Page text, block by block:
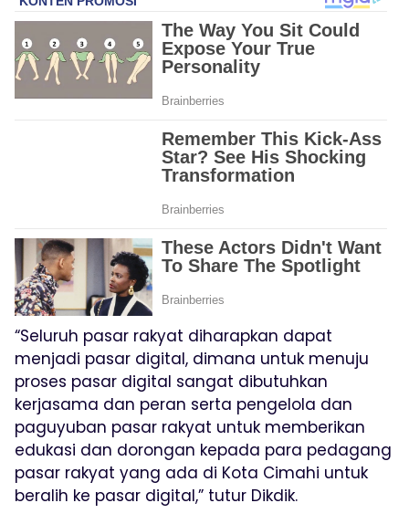
“Seluruh pasar rakyat diharapkan dapat
menjadi pasar digital, dimana untuk menuju
proses pasar digital sangat dibutuhkan
kerjasama dan peran serta pengelola dan
paguyuban pasar rakyat untuk memberikan
edukasi dan dorongan kepada para pedagang
pasar rakyat yang ada di Kota Cimahi untuk
beralih ke pasar digital,” tutur Dikdik.